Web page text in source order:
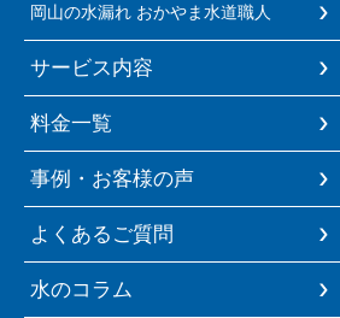
岡山の水漏れ おかやま水道職人
サービス内容
料金一覧
事例・お客様の声
よくあるご質問
水のコラム